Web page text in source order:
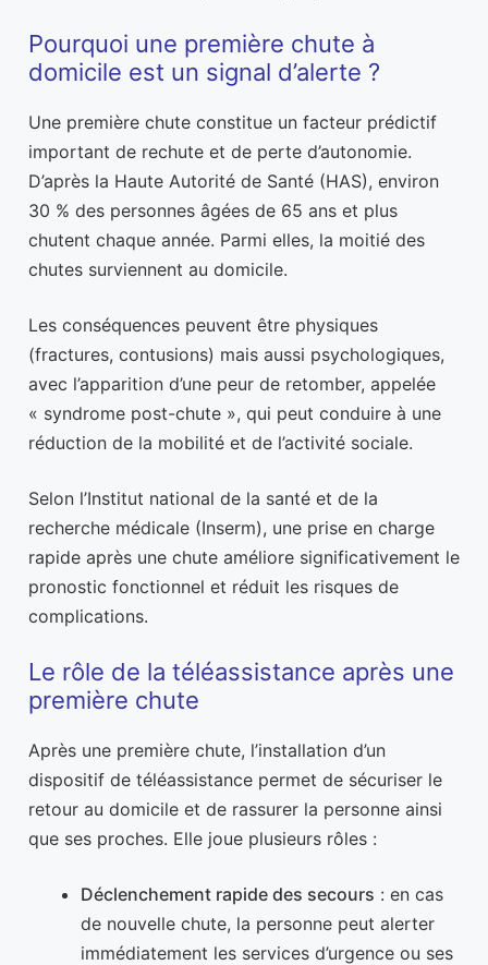
Pourquoi une première chute à
domicile est un signal d’alerte ?
Une première chute constitue un facteur prédictif
important de rechute et de perte d’autonomie.
D’après la Haute Autorité de Santé (HAS), environ
30 % des personnes âgées de 65 ans et plus
chutent chaque année. Parmi elles, la moitié des
chutes surviennent au domicile.
Les conséquences peuvent être physiques
(fractures, contusions) mais aussi psychologiques,
avec l’apparition d’une peur de retomber, appelée
« syndrome post-chute », qui peut conduire à une
réduction de la mobilité et de l’activité sociale.
Selon l’Institut national de la santé et de la
recherche médicale (Inserm), une prise en charge
rapide après une chute améliore significativement le
pronostic fonctionnel et réduit les risques de
complications.
Le rôle de la téléassistance après une
première chute
Après une première chute, l’installation d’un
dispositif de téléassistance permet de sécuriser le
retour au domicile et de rassurer la personne ainsi
que ses proches. Elle joue plusieurs rôles :
Déclenchement rapide des secours : en cas
de nouvelle chute, la personne peut alerter
immédiatement les services d’urgence ou ses